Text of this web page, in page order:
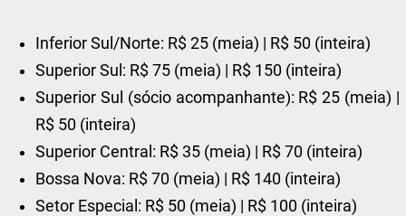
Inferior Sul/Norte: R$ 25 (meia) | R$ 50 (inteira)
Superior Sul: R$ 75 (meia) | R$ 150 (inteira)
Superior Sul (sócio acompanhante): R$ 25 (meia) |
R$ 50 (inteira)
Superior Central: R$ 35 (meia) | R$ 70 (inteira)
Bossa Nova: R$ 70 (meia) | R$ 140 (inteira)
Setor Especial: R$ 50 (meia) | R$ 100 (inteira)